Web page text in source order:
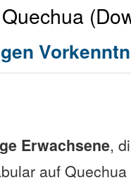
Quechua
Erwachsene,
auf